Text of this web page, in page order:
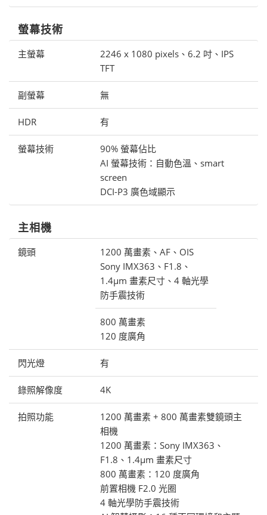
螢幕技術
主螢幕
2246 x 1080 pixels、6.2 吋、IPS
TFT
副螢幕 無
HDR 有
螢幕技術
90% 螢幕佔比
AI 螢幕技術：自動色溫、smart
screen
DCI-P3 廣色域顯示
主相機
鏡頭
1200 萬畫素、AF、OIS
Sony IMX363、F1.8、
1.4μm 畫素尺寸、4 軸光學
防手震技術
800 萬畫素
120 度廣角
閃光燈 有
錄照解像度 4K
拍照功能
1200 萬畫素 + 800 萬畫素雙鏡頭主
相機
1200 萬畫素：Sony IMX363、
F1.8、1.4μm 畫素尺寸
800 萬畫素：120 度廣角
前置相機 F2.0 光圈
4 軸光學防手震技術